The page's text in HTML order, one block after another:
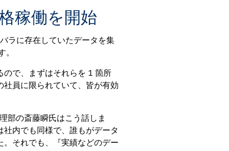
稼働を開始
ラに存在していたデータを集
で、まずはそれらを 1 箇所
員に限られていて、皆が有効
部の斎藤瞬氏はこう話しま
内でも同様で、誰もがデータ
それでも、『実績などのデー